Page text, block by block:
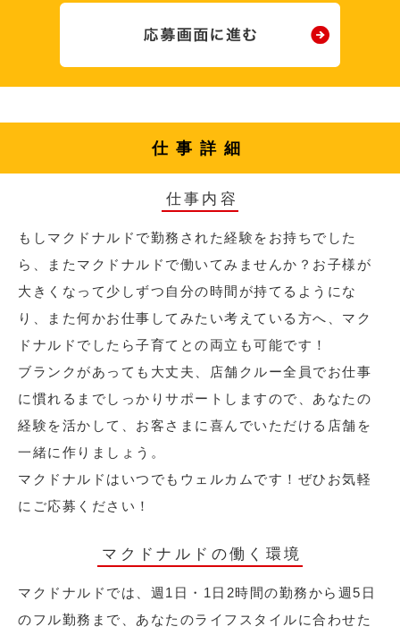
仕事詳細
仕事内容
もしマクドナルドで勤務された経験をお持ちでした
ら、またマクドナルドで働いてみませんか？お子様が
大きくなって少しずつ自分の時間が持てるようにな
り、また何かお仕事してみたい考えている方へ、マク
ドナルドでしたら子育てとの両立も可能です！
ブランクがあっても大丈夫、店舗クルー全員でお仕事
に慣れるまでしっかりサポートしますので、あなたの
経験を活かして、お客さまに喜んでいただける店舗を
一緒に作りましょう。
マクドナルドはいつでもウェルカムです！ぜひお気軽
にご応募ください！
マクドナルドの働く環境
マクドナルドでは、週1日・1日2時間の勤務から週5日
のフル勤務まで、あなたのライフスタイルに合わせた